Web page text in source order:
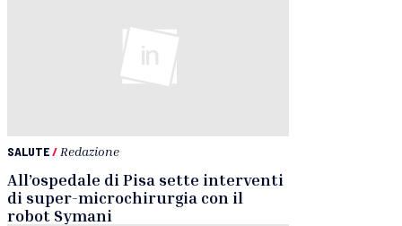
SALUTE/ Redazione
All’ospedale di Pisa sette interventi
di super-microchirurgia con il
robot Symani